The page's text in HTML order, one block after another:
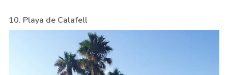
10. Playa de Calafell